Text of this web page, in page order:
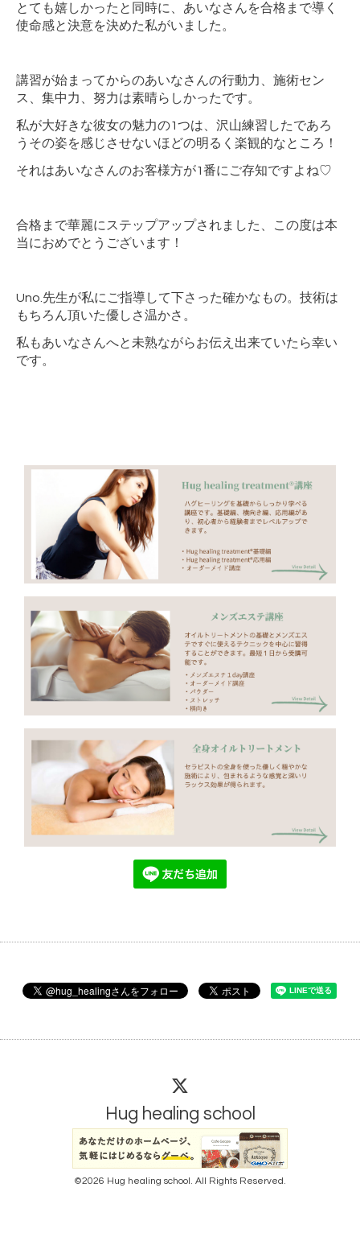
とても嬉しかったと同時に、あいなさんを合格まで導く
使命感と決意を決めた私がいました。
講習が始まってからのあいなさんの行動力、施術セン
ス、集中力、努力は素晴らしかったです。
私が大好きな彼女の魅力の1つは、沢山練習したであろ
うその姿を感じさせないほどの明るく楽観的なところ！
それはあいなさんのお客様方が1番にご存知ですよね♡
合格まで華麗にステップアップされました、この度は本
当におめでとうございます！
Uno.先生が私にご指導して下さった確かなもの。技術は
もちろん頂いた優しさ温かさ。
私もあいなさんへと未熟ながらお伝え出来ていたら幸い
です。
Hug healing school
©2026 Hug healing school . All Rights Reserved.